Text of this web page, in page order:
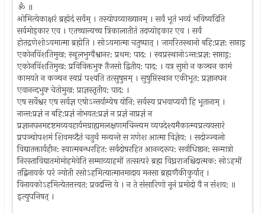
ॐ ॥
ओमित्येकाक्षरं ब्रह्मेदं सर्वम् । तस्योपव्याख्यानम् । सर्वं भूतं भव्यं भविष्यदिति
सर्वमोड्कार एव । एतच्चान्यच्च त्रिकालातीतं तदप्योड्कार एव । सर्वं
होतद्रणेशोऽयमात्मा ब्रह्मेति । सोऽयमात्मा चतुष्पात् । जागरितस्थानो बहि:प्रज्ञ: सप्ताड्र
एकोनविंशतिमुख: स्थूलभुग्वैश्वानर: प्रथम: पाद: । स्वप्रस्थानोऽन्त:प्रज्ञ: सप्ताड्र:
एकोनविंशतिमुख: प्रविविक्तभुक्‍ तैजसो द्वितीय: पाद: । यत्र सुप्तो न कञ्चन कामं
कामयते न कञ्चन स्वप्रं पश्यति तत्सुषुप्तम् । सुषुप्तिस्थान एकीभूत: प्रज्ञानघन
एवानन्दभुक्‍ चेतोमुख: प्राज्ञस्तृतीय: पाद: ।
एष सर्वेश्वर एष सर्वज्ञ एषोऽन्तर्याम्येष योनि: सर्वस्य प्रभवाप्ययौ हि भूतानाम् ।
नान्त:प्रज्ञं न बहि:प्रज्ञं नोभयत:प्रज्ञं न प्रज्ञं नाप्रज्ञं न
प्रज्ञानघनमदृष्टमव्यवहार्यमग्राह्यमलक्षणमचिन्त्यम व्यपदेश्यमैकात्म्यप्रत्ययसारं
प्रपञ्चोपशमं शिवमव्दैतं चतुर्थं मन्यन्ते स गणेश आत्मा विज्ञेय: । सदोज्ज्वलो
विद्यातक्तार्यहीन: स्वात्मबन्धरहित: सर्वदोषरहित आनन्दरूप: सर्वाधिष्ठान: सन्मात्रो
निरस्ताविद्यातमोमोहमेवेति सम्माव्याहमों तत्सत्परं ब्रह्म विघ्नराजश्चिदात्मक: सोऽहमों
तद्बिनायकं परं ज्योती रसोऽहमित्यात्मानमादाय मनसा ब्रह्मणैकीकुर्यात् ।
विनायकोऽहमित्येतत्तत्त्वत: प्रवदन्ति ये । न ते संसारिणो नूनं प्रमोदो वै न संशय: ॥
इत्युपनिषत् ।